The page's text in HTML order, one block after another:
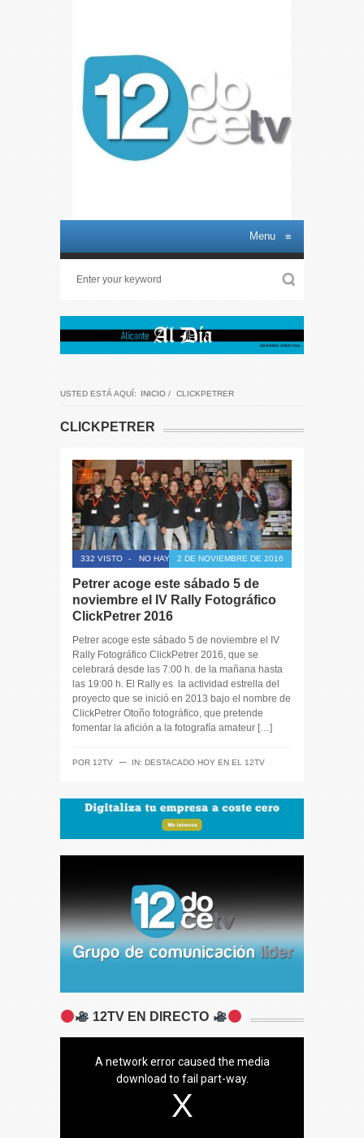
Menu ≡
USTED ESTÁ AQUÍ: INICIO / CLICKPETRER
CLICKPETRER
332 VISTO - NO HAY COMENTARIOS
2 DE NOVIEMBRE DE 2016
Petrer acoge este sábado 5 de
noviembre el IV Rally Fotográfico
ClickPetrer 2016
Petrer acoge este sábado 5 de noviembre el IV
Rally Fotográfico ClickPetrer 2016, que se
celebrará desde las 7:00 h. de la mañana hasta
las 19:00 h. El Rally es la actividad estrella del
proyecto que se inició en 2013 bajo el nombre de
ClickPetrer Otoño fotográfico, que pretende
fomentar la afición a la fotografía amateur […]
POR 12TV ─ IN: DESTACADO HOY EN EL 12TV
12TV EN DIRECTO
A network error caused the media
download to fail part-way.